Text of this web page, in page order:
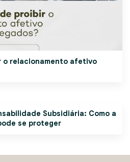
o relacionamento afetivo
Subsidiária: Como a
se proteger